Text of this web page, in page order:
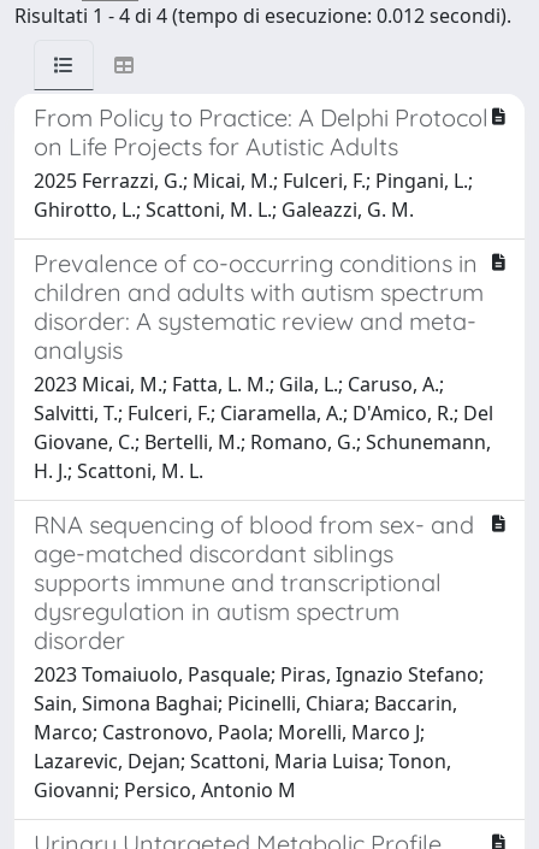
Risultati 1 - 4 di 4 (tempo di esecuzione: 0.012 secondi).
From Policy to Practice: A Delphi Protocol
on Life Projects for Autistic Adults
2025 Ferrazzi, G.; Micai, M.; Fulceri, F.; Pingani, L.;
Ghirotto, L.; Scattoni, M. L.; Galeazzi, G. M.
Prevalence of co-occurring conditions in
children and adults with autism spectrum
disorder: A systematic review and meta-
analysis
2023 Micai, M.; Fatta, L. M.; Gila, L.; Caruso, A.;
Salvitti, T.; Fulceri, F.; Ciaramella, A.; D'Amico, R.; Del
Giovane, C.; Bertelli, M.; Romano, G.; Schunemann,
H. J.; Scattoni, M. L.
RNA sequencing of blood from sex- and
age-matched discordant siblings
supports immune and transcriptional
dysregulation in autism spectrum
disorder
2023 Tomaiuolo, Pasquale; Piras, Ignazio Stefano;
Sain, Simona Baghai; Picinelli, Chiara; Baccarin,
Marco; Castronovo, Paola; Morelli, Marco J;
Lazarevic, Dejan; Scattoni, Maria Luisa; Tonon,
Giovanni; Persico, Antonio M